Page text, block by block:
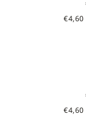
€4,60
€4,60